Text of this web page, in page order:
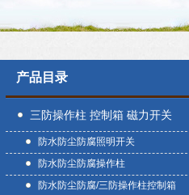
产品目录
三防操作柱 控制箱 磁力开关
盒防水防尘防腐照明开关
防水防尘防腐操作柱
防水防尘防腐/三防操作柱控制箱